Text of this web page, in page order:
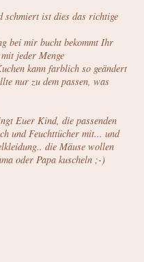
schmiert ist dies das richtige
bei mir bucht bekommt Ihr
jeder Menge
kann farblich so geändert
nur zu dem passen, was
Euer Kind, die passenden
und Feuchttücher mit... und
die Mäuse wollen
oder Papa kuscheln ;-)